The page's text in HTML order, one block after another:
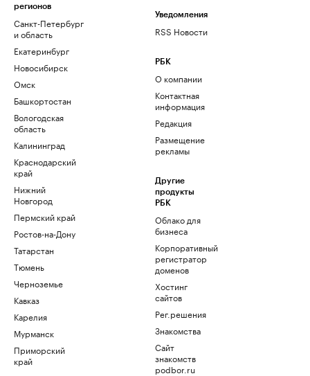
регионов
Санкт-Петербург
и область
Екатеринбург
Новосибирск
Омск
Башкортостан
Вологодская
область
Калининград
Краснодарский
край
Нижний
Новгород
Пермский край
Ростов-на-Дону
Татарстан
Тюмень
Черноземье
Кавказ
Карелия
Мурманск
Приморский
край
Уведомления
RSS Новости
РБК
О компании
Контактная
информация
Редакция
Размещение
рекламы
Другие
продукты
РБК
Облако для
бизнеса
Корпоративный
регистратор
доменов
Хостинг
сайтов
Рег.решения
Знакомства
Сайт
знакомств
podbor.ru